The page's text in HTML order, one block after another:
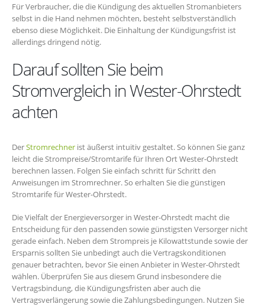
Für Verbraucher, die die Kündigung des aktuellen Stromanbieters
selbst in die Hand nehmen möchten, besteht selbstverständlich
ebenso diese Möglichkeit. Die Einhaltung der Kündigungsfrist ist
allerdings dringend nötig.
Darauf sollten Sie beim
Stromvergleich in Wester-Ohrstedt
achten
DerStromrechner ist äußerst intuitiv gestaltet. So können Sie ganz
leicht die Strompreise/Stromtarife für Ihren Ort Wester-Ohrstedt
berechnen lassen. Folgen Sie einfach schritt für Schritt den
Anweisungen im Stromrechner. So erhalten Sie die günstigen
Stromtarife für Wester-Ohrstedt.
Die Vielfalt der Energieversorger in Wester-Ohrstedt macht die
Entscheidung für den passenden sowie günstigsten Versorger nicht
gerade einfach. Neben dem Strompreis je Kilowattstunde sowie der
Ersparnis sollten Sie unbedingt auch die Vertragskonditionen
genauer betrachten, bevor Sie einen Anbieter in Wester-Ohrstedt
wählen. Überprüfen Sie aus diesem Grund insbesondere die
Vertragsbindung, die Kündigungsfristen aber auch die
Vertragsverlängerung sowie die Zahlungsbedingungen. Nutzen Sie